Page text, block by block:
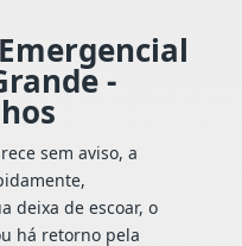
-
sem aviso, a
deixa de escoar, o
há retorno pela